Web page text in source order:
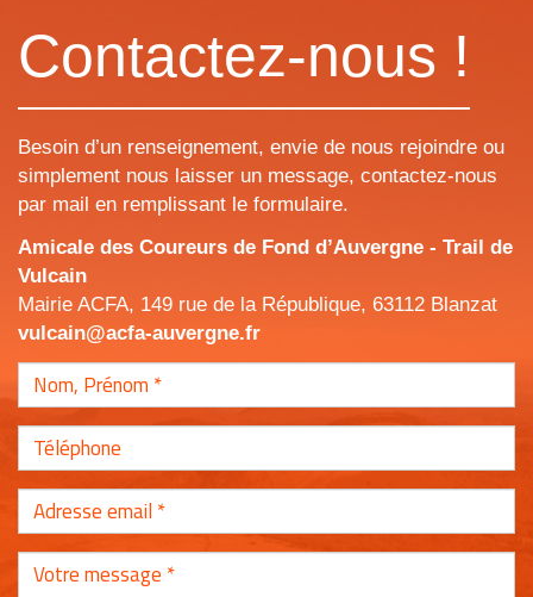
Contactez-nous !
Besoin d’un renseignement, envie de nous rejoindre ou
simplement nous laisser un message, contactez-nous
par mail en remplissant le formulaire.
Amicale des Coureurs de Fond d’Auvergne - Trail de
Vulcain
Mairie ACFA, 149 rue de la République, 63112 Blanzat
vulcain@acfa-auvergne.fr